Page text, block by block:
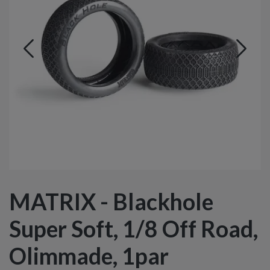
MATRIX - Blackhole
Super Soft, 1/8 Off Road,
Olimmade, 1par